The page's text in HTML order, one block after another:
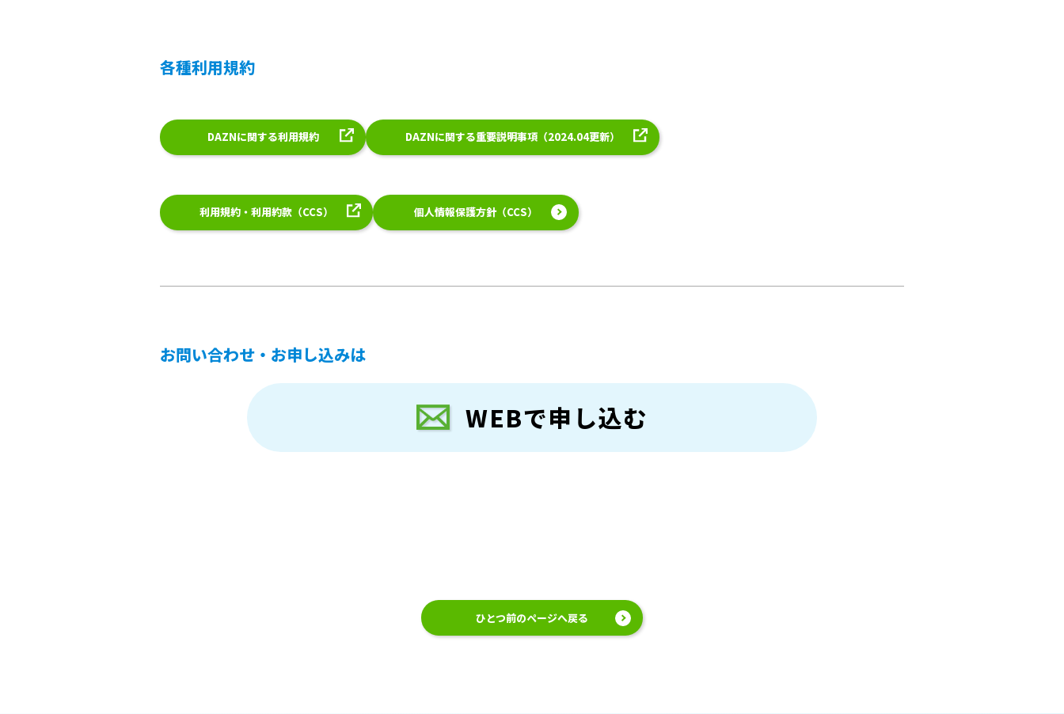
各種利用規約
DAZNに関する利用規約 DAZNに関する重要説明事項（2024.04更新）
利用規約・利用約款（CCS） 個人情報保護方針（CCS）
お問い合わせ・お申し込みは
WEBで申し込む
ひとつ前のページへ戻る